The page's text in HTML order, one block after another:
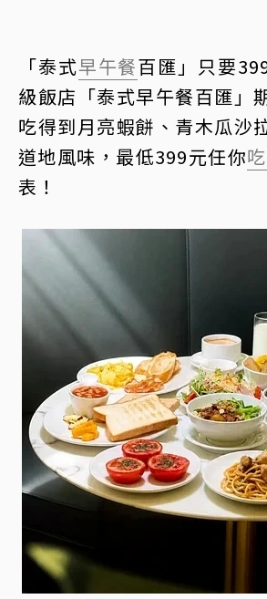
「泰式早午餐百匯」只要
級飯店「泰式早午餐百匯」
吃得到月亮蝦餅、青木瓜沙
道地風味，最低399元任你
表！